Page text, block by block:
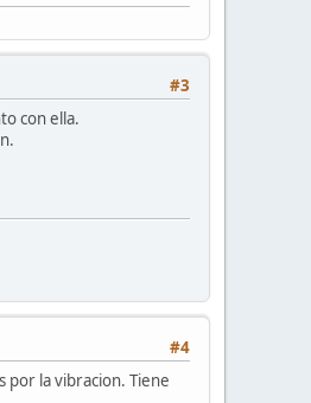
#3
con ella.
#4
por la vibracion. Tiene